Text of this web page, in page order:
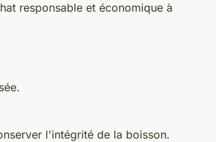
responsable et économique à
l'intégrité de la boisson.